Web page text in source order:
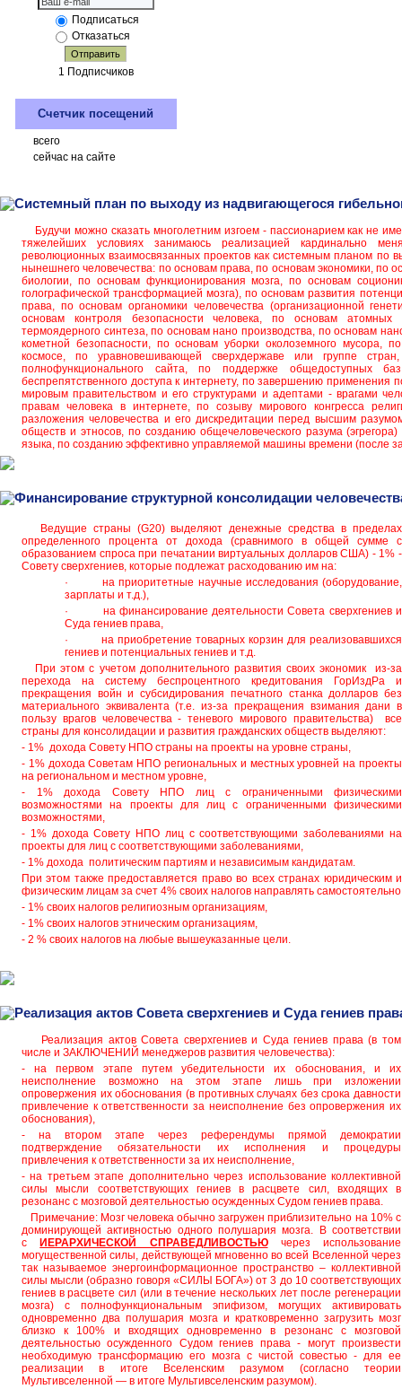
Подписаться
Отказаться
Отправить
1 Подписчиков
Счетчик посещений
всего
сейчас на сайте
Системный план по выходу из надвигающегося
Будучи можно сказать многолетним изгоем - пассионарием как не
тяжелейших условиях занимаюсь реализацией кардинально
революционных взаимосвязанных проектов как системным планом по
нынешнего человечества: по основам права, по основам экономики, по
биологии, по основам функционирования мозга, по основам
голографической трансформацией мозга), по основам развития
права, по основам органомики человечества (организационной
основам контроля безопасности человека, по основам
термоядерного синтеза, по основам нано производства, по основам
кометной безопасности, по основам уборки околоземного мусора,
космосе, по уравновешивающей сверхдержаве или группе
полнофункционального сайта, по поддержке общедоступных
беспрепятственного доступа к интернету, по завершению применения
мировым правительством и его структурами и адептами - врагами
правам человека в интернете, по созыву мирового конгресса
разложения человечества и его дискредитации перед высшим
обществ и этносов, по созданию общечеловеческого разума (эгрегора)
языка, по созданию эффективно управляемой машины времени (после
Финансирование структурной консолидации
Ведущие страны (G20) выделяют денежные средства в пределах
определенного процента от дохода (сравнимого в общей сумме с
образованием спроса при печатании виртуальных долларов США) - 1% -
Совету сверхгениев, которые подлежат расходованию им на:
· на приоритетные научные исследования (оборудование,
зарплаты и т.д.),
· на финансирование деятельности Совета сверхгениев и
Суда гениев права,
· на приобретение товарных корзин для реализовавшихся
гениев и потенциальных гениев и т.д.
При этом с учетом дополнительного развития своих экономик из-за
перехода на систему беспроцентного кредитования ГорИздРа и
прекращения войн и субсидирования печатного станка долларов без
материального эквивалента (т.е. из-за прекращения взимания дани в
пользу врагов человечества - теневого мирового правительства) все
страны для консолидации и развития гражданских обществ выделяют:
- 1% дохода Совету НПО страны на проекты на уровне страны,
- 1% дохода Советам НПО региональных и местных уровней на проекты
на региональном и местном уровне,
- 1% дохода Совету НПО лиц с ограниченными физическими
возможностями на проекты для лиц с ограниченными физическими
возможностями,
- 1% дохода Совету НПО лиц с соответствующими заболеваниями на
проекты для лиц с соответствующими заболеваниями,
- 1% дохода политическим партиям и независимым кандидатам.
При этом также предоставляется право во всех странах юридическим и
физическим лицам за счет 4% своих налогов направлять самостоятельно
- 1% своих налогов религиозным организациям,
- 1% своих налогов этническим организациям,
- 2 % своих налогов на любые вышеуказанные цели.
Реализация актов Совета сверхгениев и Суда гениев
Реализация актов Совета сверхгениев и Суда гениев права (в том
числе и ЗАКЛЮЧЕНИЙ менеджеров развития человечества):
- на первом этапе путем убедительности их обоснования, и их
неисполнение возможно на этом этапе лишь при изложении
опровержения их обоснования (в противных случаях без срока давности
привлечение к ответственности за неисполнение без опровержения их
обоснования),
- на втором этапе через референдумы прямой демократии
подтверждение обязательности их исполнения и процедуры
привлечения к ответственности за их неисполнение,
- на третьем этапе дополнительно через использование коллективной
силы мысли соответствующих гениев в расцвете сил, входящих в
резонанс с мозговой деятельностью осужденных Судом гениев права.
Примечание: Мозг человека обычно загружен приблизительно на 10% с
доминирующей активностью одного полушария мозга. В соответствии
с
ИЕРАРХИЧЕСКОЙ СПРАВЕДЛИВОСТЬЮ
через использование
могущественной силы, действующей мгновенно во всей Вселенной через
так называемое энергоинформационное пространство – коллективной
силы мысли (образно говоря «СИЛЫ БОГА») от 3 до 10 соответствующих
гениев в расцвете сил (или в течение нескольких лет после регенерации
мозга) с полнофункциональным эпифизом, могущих активировать
одновременно два полушария мозга и кратковременно загрузить мозг
близко к 100% и входящих одновременно в резонанс с мозговой
деятельностью осужденного Судом гениев права - могут произвести
необходимую трансформацию его мозга с чистой совестью - для ее
реализации в итоге Вселенским разумом (согласно теории
Мультивселенной — в итоге Мультивселенским разумом).